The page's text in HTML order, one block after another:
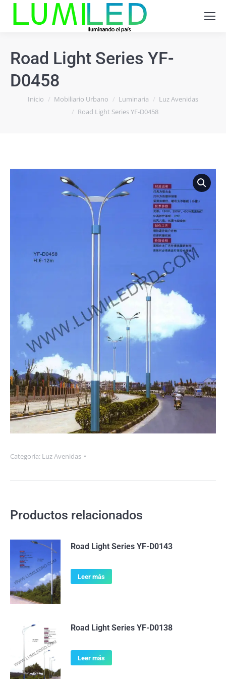
Road Light Series YF-
D0458
Estás aquí:
Inicio Mobiliario Urbano Luminaria
Luz Avenidas
Road Light Series YF-D0458
Categoría: Luz Avenidas
Productos relacionados
Road Light Series YF-D0143
Leer más
Road Light Series YF-D0138
Leer más